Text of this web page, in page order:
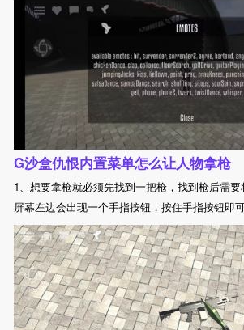
G沙盒仇恨内置菜单怎么让人物拿枪
1、想要拿枪就必须先找到一把枪，找到枪后需
屏幕左边会出现一个手指按钮，按住手指按钮即